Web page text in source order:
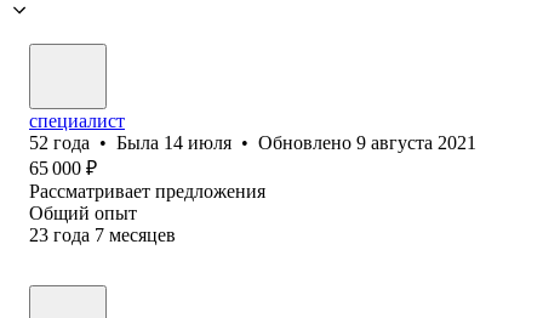
специалист
52 года • Была 14 июля • Обновлено 9 августа 2021
65 000 ₽
Рассматривает предложения
Общий опыт
23 года 7 месяцев